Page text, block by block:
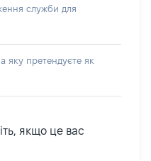
служби для
яку претендуєте як
якщо це вас